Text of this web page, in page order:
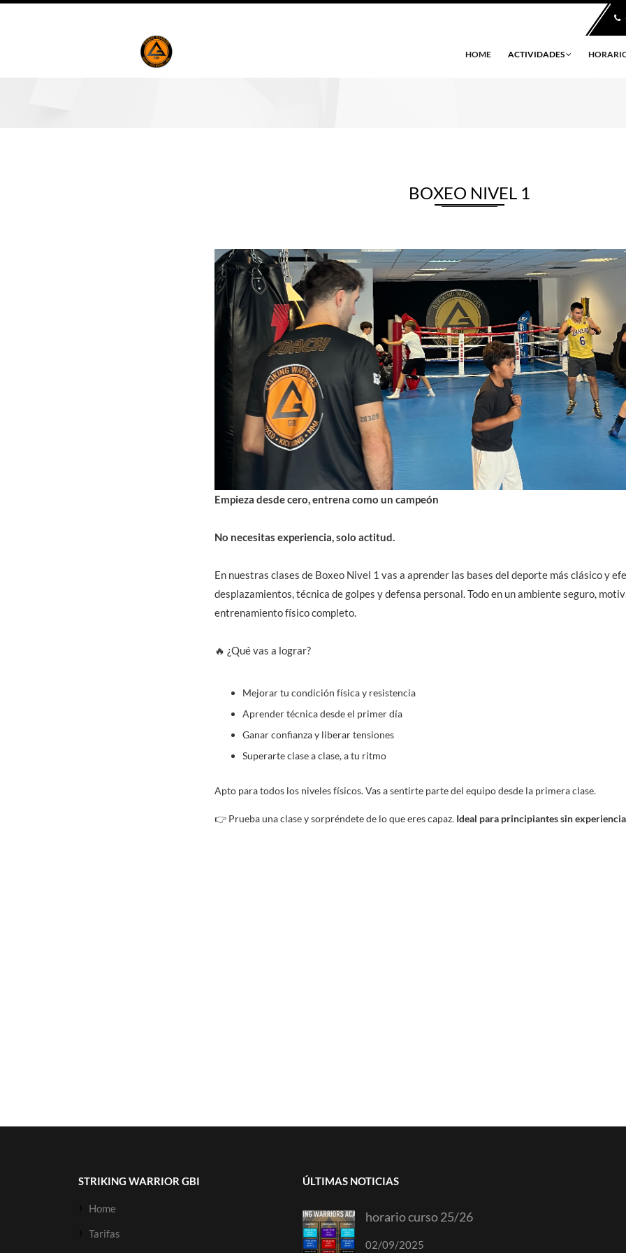
HOME ACTIVIDADES
BOXEO NIVEL 1
Empieza desde cero, entrena como un campeón
No necesitas experiencia, solo actitud.
En nuestras clases de Boxeo Nivel 1 vas a aprender las bases del deporte más clásico y
desplazamientos, técnica de golpes y defensa personal. Todo en un ambiente seguro,
entrenamiento físico completo.
🔥 ¿Qué vas a lograr?
Mejorar tu condición física y resistencia
Aprender técnica desde el primer día
Ganar confianza y liberar tensiones
Superarte clase a clase, a tu ritmo
Apto para todos los niveles físicos. Vas a sentirte parte del equipo desde la primera clase.
👉 Prueba una clase y sorpréndete de lo que eres capaz. Ideal para principiantes sin
STRIKING WARRIOR GBI
Home
Tarifas
ÚLTIMAS NOTICIAS
horario curso 25/26
02/09/2025